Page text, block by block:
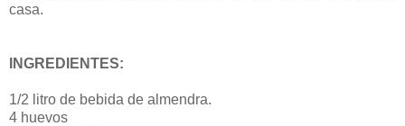
casa.
INGREDIENTES:
1/2 litro de bebida de almendra.
4 huevos